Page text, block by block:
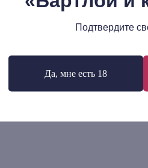
Подтвердите
Да, мне есть 18